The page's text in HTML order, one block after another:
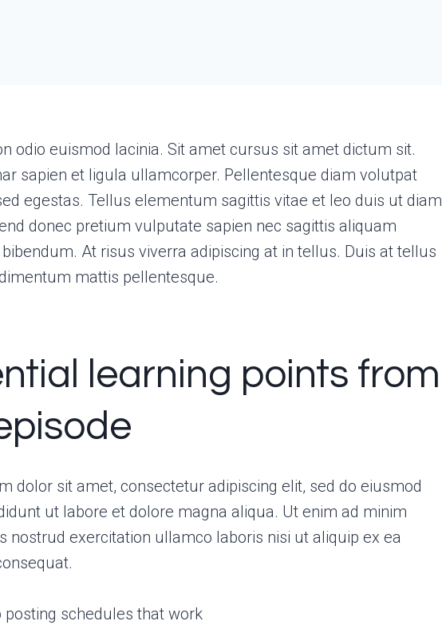
odio euismod lacinia. Sit amet cursus sit amet dictum sit.
sapien et ligula ullamcorper. Pellentesque diam volutpat
egestas. Tellus elementum sagittis vitae et leo duis ut diam
donec pretium vulputate sapien nec sagittis aliquam
At risus viverra adipiscing at in tellus. Duis at tellus
mattis pellentesque.
learning points from
dolor sit amet, consectetur adipiscing elit, sed do eiusmod
ut labore et dolore magna aliqua. Ut enim ad minim
nostrud exercitation ullamco laboris nisi ut aliquip ex ea
posting schedules that work